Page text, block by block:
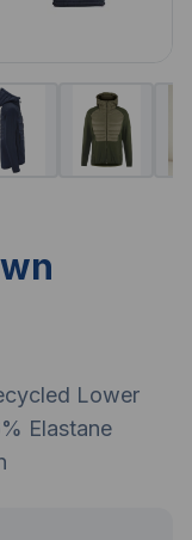
Lower
Elastane